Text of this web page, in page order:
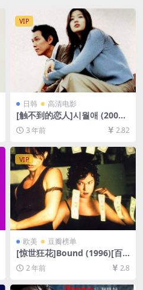
VIP
日韩 高清电影
[触不到的恋人]시월애 (2000)
[百度网盘+迅雷云盘资源1080
P超清未删减][MP4/6GB][韩
3 年前 2.82
VIP
欧美 豆瓣榜单
[惊世狂花]Bound (1996)[百
度网盘+夸克网盘1080P超清
未删减资源][网盘在线播放/下
载][MP4/7.5GB][中英字幕]
2 年前 2.8